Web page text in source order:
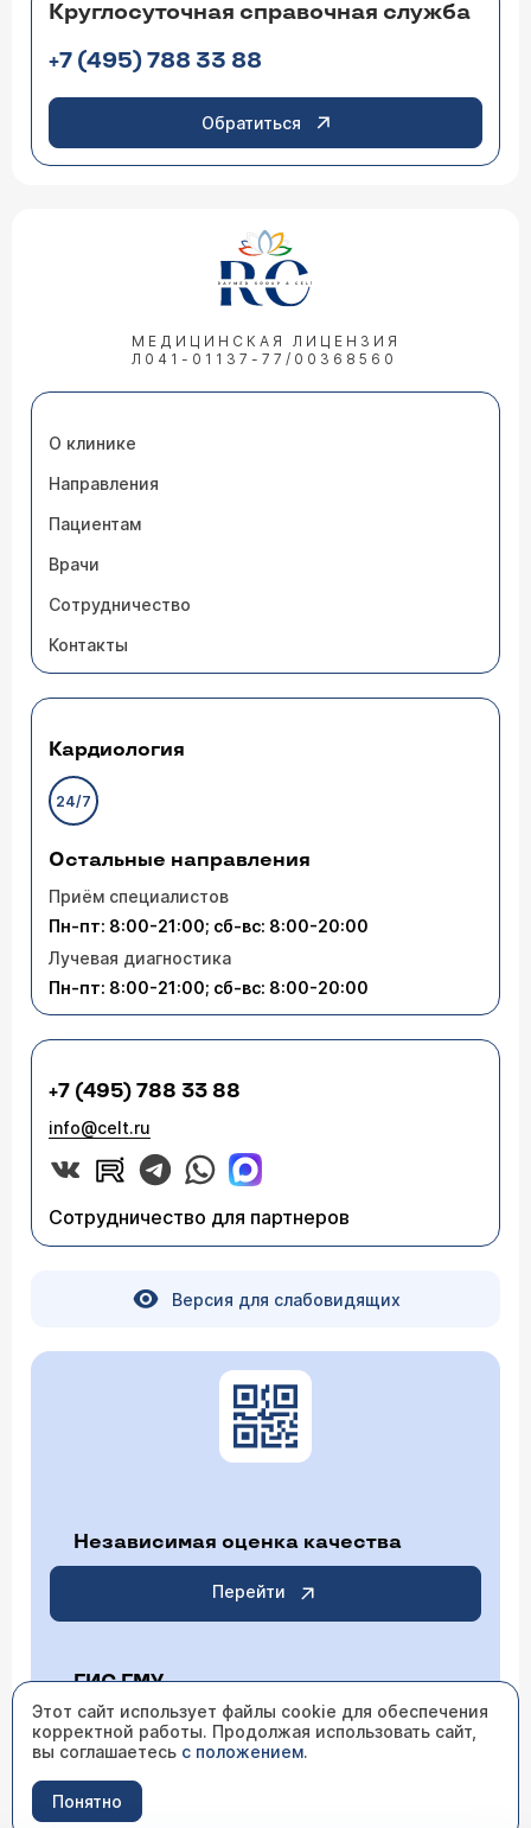
Круглосуточная справочная служба
+7 (495) 788 33 88
Обратиться
МЕДИЦИНСКАЯ ЛИЦЕНЗИЯ
Л041-01137-77/00368560
О клинике
Направления
Пациентам
Врачи
Сотрудничество
Контакты
Кардиология
24/7
Остальные направления
Приём специалистов
Пн-пт: 8:00-21:00; сб-вс: 8:00-20:00
Лучевая диагностика
Пн-пт: 8:00-21:00; сб-вс: 8:00-20:00
+7 (495) 788 33 88
info@celt.ru
Сотрудничество для партнеров
Версия для слабовидящих
Независимая оценка качества
Перейти
ГИС ГМУ
Перейти
Этот сайт использует файлы cookie для обеспечения
корректной работы. Продолжая использовать сайт,
вы соглашаетесь с положением.
Понятно